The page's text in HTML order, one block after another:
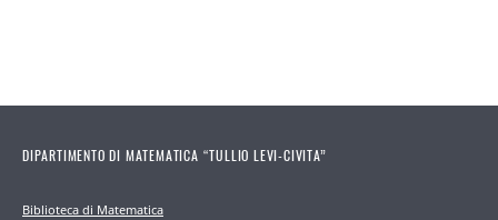
DIPARTIMENTO DI MATEMATICA “TULLIO LEVI-CIVITA”
Biblioteca di Matematica